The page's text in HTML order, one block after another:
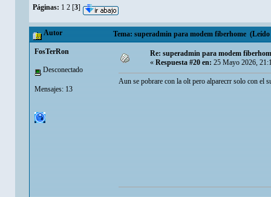
Páginas: 1 2 [3]
Autor Tema: superadmin para modem fiberhome (Leído
FosTerRon
Desconectado
Mensajes: 13
Re: superadmin para modem
«Respuesta #20 en:25 Mayo 2026,
Aun se pobrare con la olt pero alparecrr solo con el